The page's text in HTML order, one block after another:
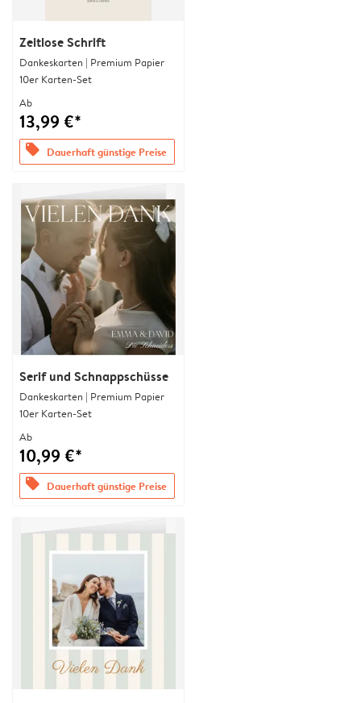
Zeitlose Schrift
Dankeskarten | Premium Papier
10er Karten-Set
Ab
13,99 €*
offers Dauerhaft günstige Preise
Serif und Schnappschüsse
Dankeskarten | Premium Papier
10er Karten-Set
Ab
10,99 €*
offers Dauerhaft günstige Preise